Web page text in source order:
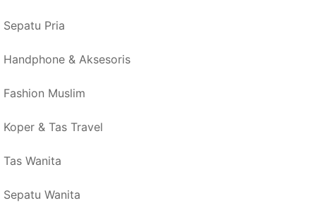
Sepatu Pria
Handphone & Aksesoris
Fashion Muslim
Koper & Tas Travel
Tas Wanita
Sepatu Wanita